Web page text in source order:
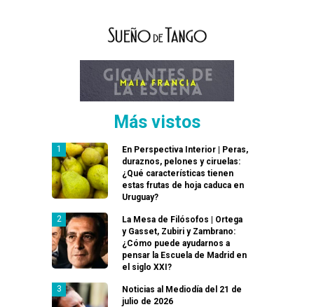
Más vistos
En Perspectiva Interior | Peras,
duraznos, pelones y ciruelas:
¿Qué características tienen
estas frutas de hoja caduca en
Uruguay?
La Mesa de Filósofos | Ortega
y Gasset, Zubiri y Zambrano:
¿Cómo puede ayudarnos a
pensar la Escuela de Madrid en
el siglo XXI?
Noticias al Mediodía del 21 de
julio de 2026